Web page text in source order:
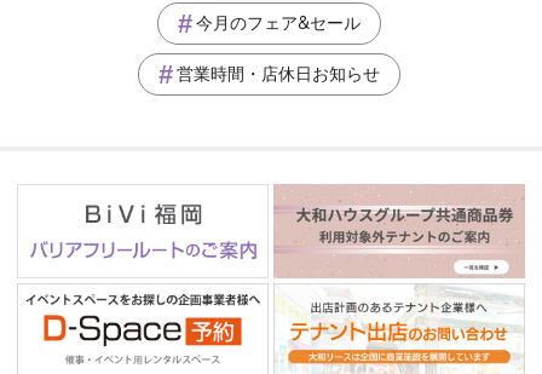
今月のフェア&セール
営業時間・店休日お知らせ